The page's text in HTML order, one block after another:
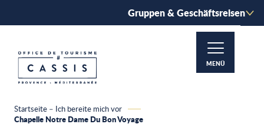
principal
Gruppen & Geschäftsreisen
MENÜ
Startseite – Ich bereite mich vor
Chapelle Notre Dame Du Bon Voyage